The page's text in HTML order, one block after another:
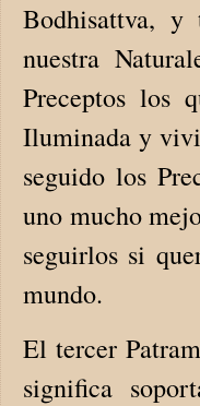
Bodhisattva, y
nuestra
Preceptos los
Iluminada y
seguido los
uno mucho
seguirlos si
mundo.
El tercer
significa